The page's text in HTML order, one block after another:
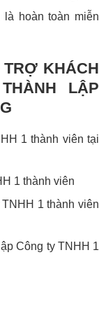
hoàn toàn miễn
KHÁCH
LẬP
1 thành viên tại
1 thành viên
1 thành viên
Công ty TNHH 1